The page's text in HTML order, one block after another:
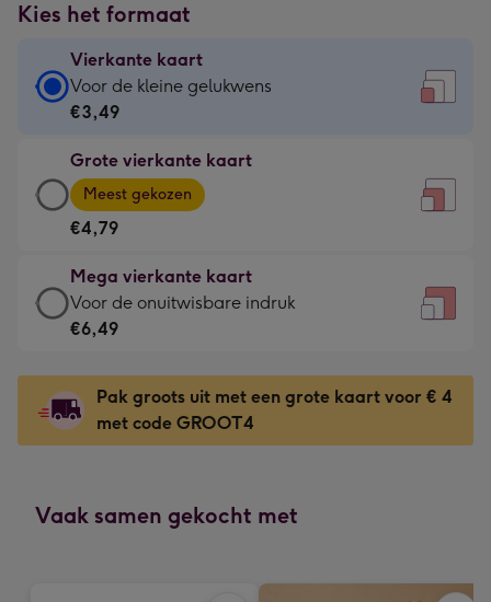
Kies het formaat
Vierkante kaart
Vierkante
kaart
€3,49
-
Voor
kleine
gelukwens
-
130
x
130
mm
Voor de kleine gelukwens
€3,49
Grote vierkante kaart
Grote
vierkante
kaart
-
€4,79
-
Meest
-
Dimensions:
167
mm
Meest gekozen
€4,79
Mega vierkante kaart
Mega
vierkante
-
€6,49
-
onuitwisbare
Voor de onuitwisbare indruk
€6,49
Pak groots uit met een grote kaart voor € 4
met code GROOT4
Vaak samen gekocht met